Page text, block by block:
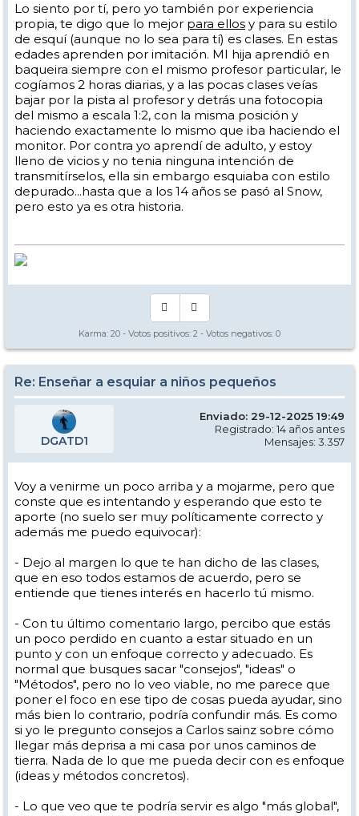
Lo siento por tí, pero yo también por experiencia
propia, te digo que lo mejor para ellos y para su estilo
de esquí (aunque no lo sea para tí) es clases. En estas
edades aprenden por imitación. MI hija aprendió en
baqueira siempre con el mismo profesor particular, le
cogíamos 2 horas diarias, y a las pocas clases veías
bajar por la pista al profesor y detrás una fotocopia
del mismo a escala 1:2, con la misma posición y
haciendo exactamente lo mismo que iba haciendo el
monitor. Por contra yo aprendí de adulto, y estoy
lleno de vicios y no tenia ninguna intención de
transmitírselos, ella sin embargo esquiaba con estilo
depurado...hasta que a los 14 años se pasó al Snow,
pero esto ya es otra historia.
Karma: 20 - Votos positivos: 2 - Votos negativos: 0
Re: Enseñar a esquiar a niños pequeños
DGATD1
Enviado: 29-12-2025 19:49
Registrado: 14 años antes
Mensajes: 3.357
Voy a venirme un poco arriba y a mojarme, pero que
conste que es intentando y esperando que esto te
aporte (no suelo ser muy políticamente correcto y
además me puedo equivocar):
- Dejo al margen lo que te han dicho de las clases,
que en eso todos estamos de acuerdo, pero se
entiende que tienes interés en hacerlo tú mismo.
- Con tu último comentario largo, percibo que estás
un poco perdido en cuanto a estar situado en un
punto y con un enfoque correcto y adecuado. Es
normal que busques sacar "consejos", "ideas" o
"Métodos", pero no lo veo viable, no me parece que
poner el foco en ese tipo de cosas pueda ayudar, sino
más bien lo contrario, podría confundir más. Es como
si yo le pregunto consejos a Carlos sainz sobre cómo
llegar más deprisa a mi casa por unos caminos de
tierra. Nada de lo que me pueda decir con es enfoque
(ideas y métodos concretos).
- Lo que veo que te podría servir es algo "más global",